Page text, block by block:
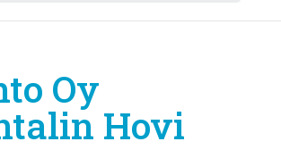
Oy
Hovi